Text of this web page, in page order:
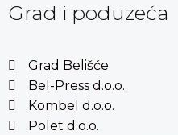
Grad i poduzeća
Grad Belišće
Bel-Press d.o.o.
Kombel d.o.o.
Polet d.o.o.